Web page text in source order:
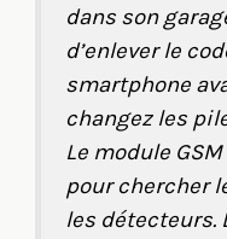
dans son
d’enlever le
smartphone
changez les
Le module
pour chercher
les détecteurs.